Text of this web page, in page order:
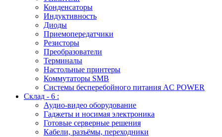
Конденсаторы
Индуктивность
Диоды
Приемопередатчики
Резисторы
Преобразователи
Терминалы
Настольные принтеры
Коммутаторы SMB
Системы бесперебойного питания AC POWER
Склад - 6 :
Аудио-видео оборудование
Гаджеты и носимая электроника
Готовые серверные решения
Кабели, разъёмы, переходники